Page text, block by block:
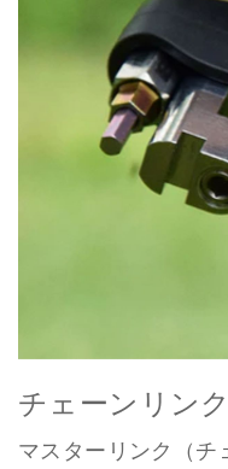
チェーンリン
マスターリンク（チ